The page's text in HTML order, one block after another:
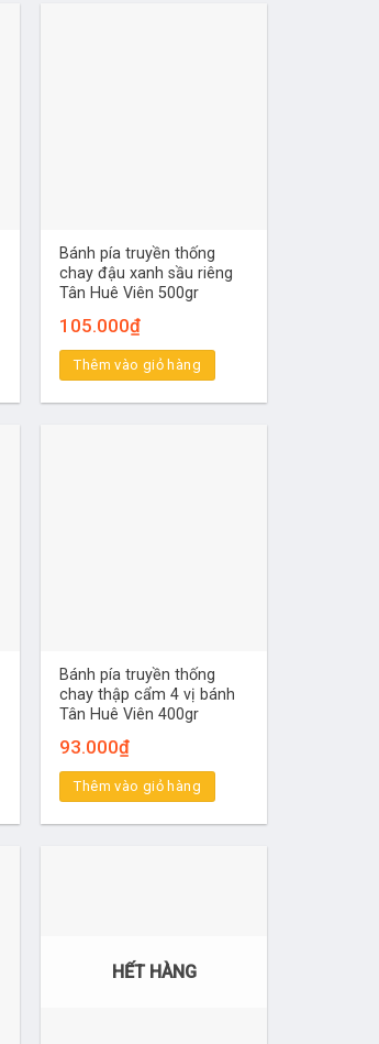
Bánh pía truyền thống
chay đậu xanh sầu riêng
Tân Huê Viên 500gr
105.000₫
Thêm vào giỏ hàng
Bánh pía truyền thống
chay thập cẩm 4 vị bánh
Tân Huê Viên 400gr
93.000₫
Thêm vào giỏ hàng
HẾT HÀNG